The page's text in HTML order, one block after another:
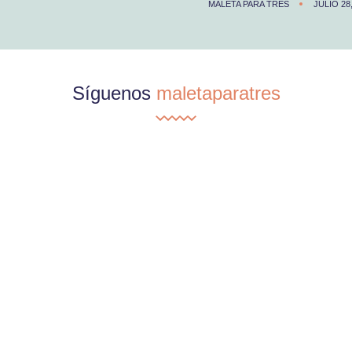
MALETA PARA TRES JULIO
Síguenos maletaparatres